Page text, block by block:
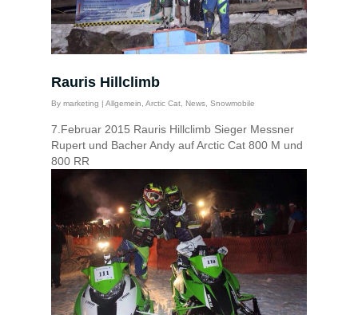
Rauris Hillclimb
By marketing | Allgemein, Arctic Cat, News, Snowmobile
7.Februar 2015 Rauris Hillclimb Sieger Messner
Rupert und Bacher Andy auf Arctic Cat 800 M und
800 RR